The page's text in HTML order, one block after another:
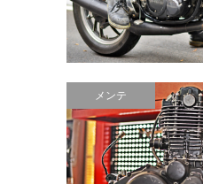
メンテ